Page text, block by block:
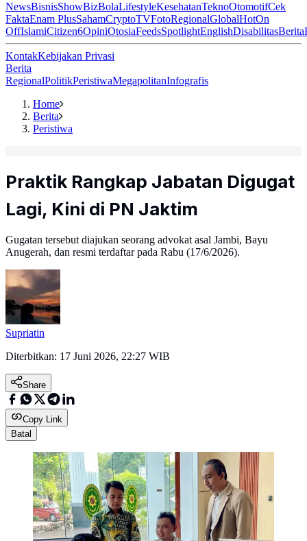
NewsBisnisShowBizBolaLifestyleKesehatanTeknoOtomotifCek
FaktaEnam PlusSahamCryptoTVFotoRegionalGlobalHotOn
OffIslamiCitizen6OpiniOtosiaFeedsSpotlightEnglishDisabilitasBerita
KontakKebijakan Privasi
Berita
RegionalPolitikPeristiwaMegapolitanInfografis
Home
Berita
Peristiwa
Praktik Rangkap Jabatan Digugat
Lagi, Kini di PN Jaktim
Gugatan tersebut diajukan seorang advokat asal Jambi, Bayu
Anugerah, dan resmi terdaftar pada Rabu (17/6/2026).
Supriatin
Diterbitkan: 17 Juni 2026, 22:27 WIB
Share
Copy Link
Batal